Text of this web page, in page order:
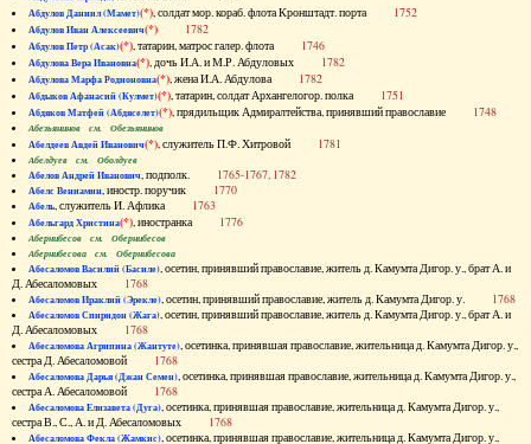
Абдулов Даниил (Мамет)(*), солдат мор. кораб. флота Кронштадт. порта 1752
Абдулов Иван Алексеевич(*) 1782
Абдулов Петр (Асак)(*), татарин, матрос галер. флота 1746
Абдулова Вера Ивановна(*), дочь И.А. и М.Р. Абдуловых 1782
Абдулова Марфа Родионовна(*), жена И.А. Абдулова 1782
Абдыков Афанасий (Кулмет)(*), татарин, солдат Архангелогор. полка 1751
Абдяков Матфей (Абдяселет)(*), прядильщик Адмиралтейства, принявший православие 1748
Абезьянинов см. Обезьянинов
Абелдеев Авдей Иванович(*), служитель П.Ф. Хитровой 1781
Абелдуев см. Оболдуев
Абелов Андрей Иванович, подполк. 1765-1767, 1782
Абелс Вениамин, иностр. поручик 1770
Абель, служитель И. Афлика 1763
Абельгард Христина(*), иностранка 1776
Абернибесов см. Обернибесов
Абернибесова см. Обернибесова
Абесаломов Василий (Басиле), осетин, принявший православие, житель д. Камумта Дигор. у., брат А. и
Д. Абесаломовых 1768
Абесаломов Ираклий (Эрекле), осетин, принявший православие, житель д. Камумта Дигор. у. 1768
Абесаломов Спиридон (Жага), осетин, принявший православие, житель д. Камумта Дигор. у., брат А. и
Д. Абесаломовых 1768
Абесаломова Агрипина (Жантуте), осетинка, принявшая православие, жительница д. Камумта Дигор. у.,
сестра Д. Абесаломовой 1768
Абесаломова Дарья (Джан Семен), осетинка, принявшая православие, жительница д. Камумта Дигор. у.,
сестра А. Абесаломовой 1768
Абесаломова Елизавета (Дуга), осетинка, принявшая православие, жительница д. Камумта Дигор. у.,
сестра В., С., А. и Д. Абесаломовых 1768
Абесаломова Фекла (Жамкис), осетинка, принявшая православие, жительница д. Камумта Дигор. у.,